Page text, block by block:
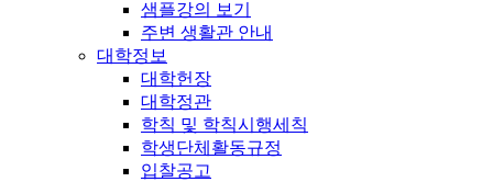
샘플강의 보기
주변 생활관 안내
대학정보
대학헌장
대학정관
학칙 및 학칙시행세칙
학생단체활동규정
입찰공고